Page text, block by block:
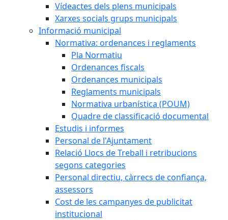
Vídeactes dels plens municipals
Xarxes socials grups municipals
Informació municipal
Normativa: ordenances i reglaments
Pla Normatiu
Ordenances fiscals
Ordenances municipals
Reglaments municipals
Normativa urbanística (POUM)
Quadre de classificació documental
Estudis i informes
Personal de l'Ajuntament
Relació Llocs de Treball i retribucions
segons categories
Personal directiu, càrrecs de confiança,
assessors
Cost de les campanyes de publicitat
institucional